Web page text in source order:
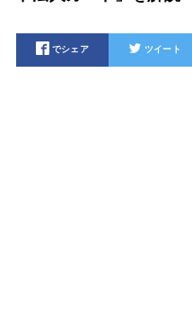
でシェア ツイート